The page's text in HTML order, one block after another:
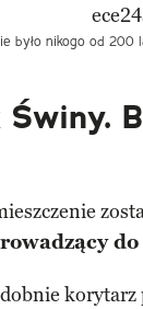
było nikogo od 200
Świny.
korytarz